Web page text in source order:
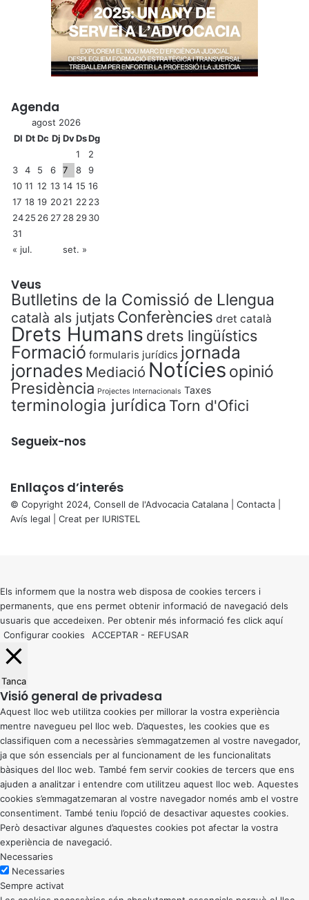
Agenda
agost 2026
Dl DtDc Dj DvDsDg
1
2
3
4 5 6 7 8
9
10 11 12 13 14 15 16
17 18 19 2021 22 23
2425 26 27 28 2930
31
« jul.
set. »
Veus
Butlletins de la Comissió de Llengua
català als jutjats Conferències dret català
Drets Humans drets lingüístics
Formació formularis jurídics jornada
jornades Mediació Notícies opinió
Presidència Projectes Internacionals Taxes
terminologia jurídica Torn d'Ofici
Segueix-nos
Enllaços d’interés
© Copyright 2024, Consell de l'Advocacia Catalana | Contacta
Avís legal | Creat per IURISTEL
button
Els informem que la nostra web disposa de cookies tercers i
permanents, que ens permet obtenir informació de navegació dels
usuaris que accedeixen. Per obtenir més informació fes click aquí
Configurar cookies
ACCEPTAR - REFUSAR
Tanca
Visió general de privadesa
Aquest lloc web utilitza cookies per millorar la vostra experiència
mentre navegueu pel lloc web. D’aquestes, les cookies que es
classifiquen com a necessàries s’emmagatzemen al vostre navegador,
ja que són essencials per al funcionament de les funcionalitats
bàsiques del lloc web. També fem servir cookies de tercers que ens
ajuden a analitzar i entendre com utilitzeu aquest lloc web. Aquestes
cookies s’emmagatzemaran al vostre navegador només amb el vostre
consentiment. També teniu l’opció de desactivar aquestes cookies.
Però desactivar algunes d’aquestes cookies pot afectar la vostra
experiència de navegació.
Necessaries
Necessaries
Sempre activat